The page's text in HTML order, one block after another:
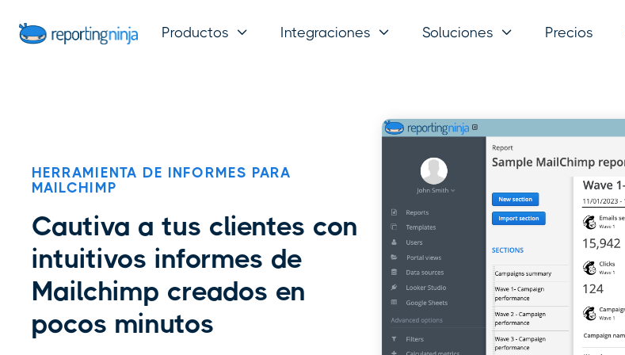
Productos  Integraciones  Soluciones  Precios
HERRAMIENTA DE INFORMES PARA
MAILCHIMP
Cautiva a tus clientes con
intuitivos informes de
Mailchimp creados en
pocos minutos